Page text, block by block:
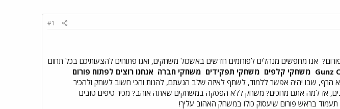
#1
אנו מחפשים מנהלים לפורומים חדשים באשכול משחקים, ואנו פתוחים להצעותיכם בכל תחום
משחקי קלפים משחקי תפקידים משחקי חברה אנחנו רוצים לפתוח פורום
שבו יהיה אפשר ללמוד, לשתף לאיזה שלב הגעתם, להנות והכי חשוב לשחק ולהכיר
אז למה אתם מחכים? משחק ללא הפסקה במשחקים שאתה אוהב? מכיר טיפים טובים
בראש פורום שיעסוק כולו במשחק האהוב עליך!